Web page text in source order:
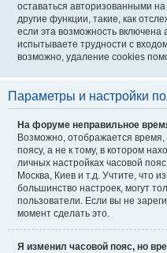
оставаться авторизованными
другие функции, такие, как
если эта возможность
испытываете трудности с
возможно, удаление cookies
Параметры и настройки
На форуме неправильное
Возможно, отображается
поясу, а не к тому, в котором
личных настройках часовой
Москва, Киев и т.д. Учтите, что
большинство настроек, могут
пользователи. Если вы не
момент сделать это.
Я изменил часовой пояс, но